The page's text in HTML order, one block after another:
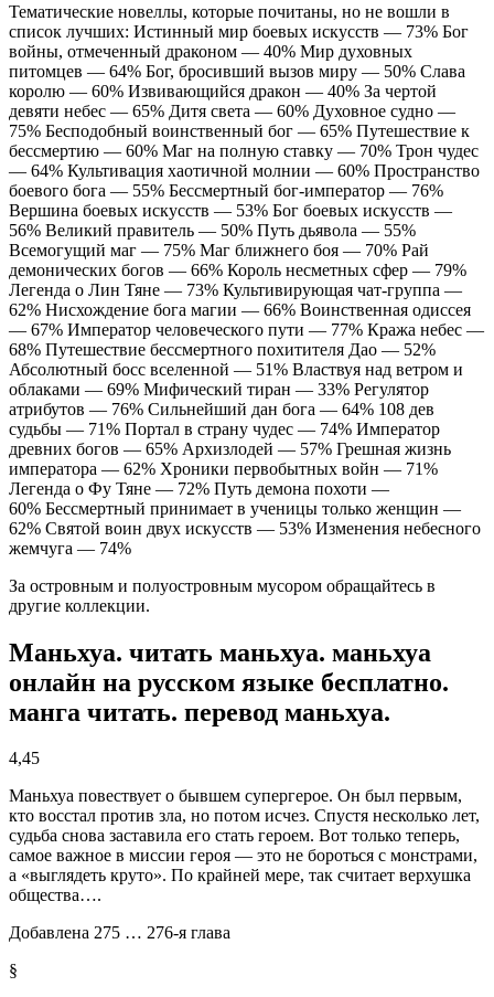
Тематические новеллы, которые почитаны, но не вошли в
список лучших: Истинный мир боевых искусств — 73% Бог
войны, отмеченный драконом — 40% Мир духовных
питомцев — 64% Бог, бросивший вызов миру — 50% Слава
королю — 60% Извивающийся дракон — 40% За чертой
девяти небес — 65% Дитя света — 60% Духовное судно —
75% Бесподобный воинственный бог — 65% Путешествие к
бессмертию — 60% Маг на полную ставку — 70% Трон чудес
— 64% Культивация хаотичной молнии — 60% Пространство
боевого бога — 55% Бессмертный бог-император — 76%
Вершина боевых искусств — 53% Бог боевых искусств —
56% Великий правитель — 50% Путь дьявола — 55%
Всемогущий маг — 75% Маг ближнего боя — 70% Рай
демонических богов — 66% Король несметных сфер — 79%
Легенда о Лин Тяне — 73% Культивирующая чат-группа —
62% Нисхождение бога магии — 66% Воинственная одиссея
— 67% Император человеческого пути — 77% Кража небес —
68% Путешествие бессмертного похитителя Дао — 52%
Абсолютный босс вселенной — 51% Властвуя над ветром и
облаками — 69% Мифический тиран — 33% Регулятор
атрибутов — 76% Сильнейший дан бога — 64% 108 дев
судьбы — 71% Портал в страну чудес — 74% Император
древних богов — 65% Архизлодей — 57% Грешная жизнь
императора — 62% Хроники первобытных войн — 71%
Легенда о Фу Тяне — 72% Путь демона похоти —
60% Бессмертный принимает в ученицы только женщин —
62% Святой воин двух искусств — 53% Изменения небесного
жемчуга — 74%
За островным и полуостровным мусором обращайтесь в
другие коллекции.
Маньхуа. читать маньхуа. маньхуа
онлайн на русском языке бесплатно.
манга читать. перевод маньхуа.
4,45
Маньхуа повествует о бывшем супергерое. Он был первым,
кто восстал против зла, но потом исчез. Спустя несколько лет,
судьба снова заставила его стать героем. Вот только теперь,
самое важное в миссии героя — это не бороться с монстрами,
а «выглядеть круто». По крайней мере, так считает верхушка
общества….
Добавлена 275 … 276-я глава
§